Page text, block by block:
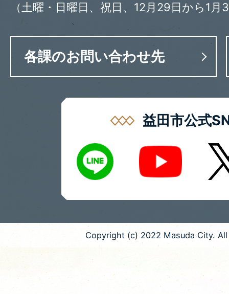
（土曜・日曜日、祝日、12月29日から1月
各課のお問い合わせ先
益田市公式
LINE
Youtube X
Copyright (c) 2022 Masuda City.